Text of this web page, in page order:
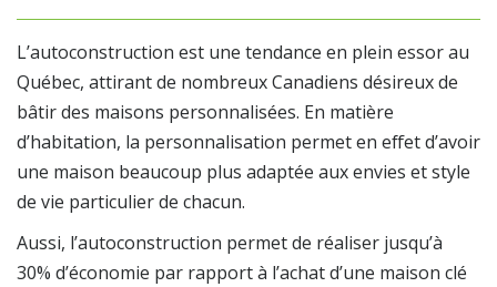
L’autoconstruction est une tendance en plein essor au
Québec, attirant de nombreux Canadiens désireux de
bâtir des maisons personnalisées. En matière
d’habitation, la personnalisation permet en effet d’avoir
une maison beaucoup plus adaptée aux envies et style
de vie particulier de chacun.
Aussi, l’autoconstruction permet de réaliser jusqu’à
30% d’économie par rapport à l’achat d’une maison clé